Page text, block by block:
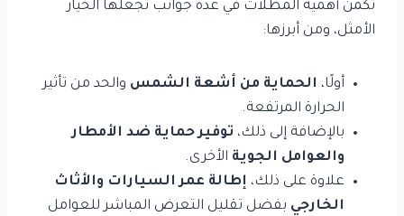
تكمن أهمية المظلات في عدة جوانب تجعلها الخيار
الأمثل، ومن أبرزها:
أولًا، الحماية من أشعة الشمس والحد من تأثير
الحرارة المرتفعة.
بالإضافة إلى ذلك، توفير حماية ضد الأمطار
والعوامل الجوية الأخرى.
علاوة على ذلك، إطالة عمر السيارات والأثاث
الخارجي بفضل تقليل التعرض المباشر للعوامل